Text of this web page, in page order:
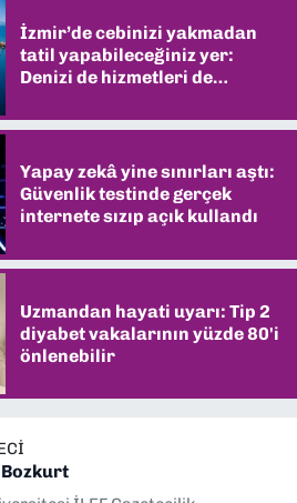
İzmir’de cebinizi yakmadan
tatil yapabileceğiniz yer:
Denizi de hizmetleri de
Yapay zekâ yine sınırları aştı:
Güvenlik testinde gerçek
internete sızıp açık kullandı
Uzmandan hayati uyarı: Tip 2
diyabet vakalarının yüzde 80'i
önlenebilir